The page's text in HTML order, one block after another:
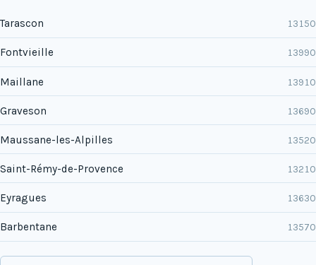
Tarascon 13150
Fontvieille 13990
Maillane 13910
Graveson 13690
Maussane-les-Alpilles 13520
Saint-Rémy-de-Provence 13210
Eyragues 13630
Barbentane 13570